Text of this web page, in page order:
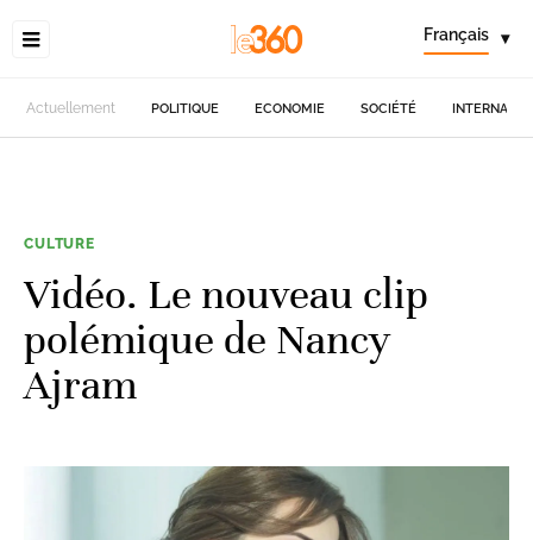
Français ▾
Actuellement POLITIQUE ECONOMIE SOCIÉTÉ
CULTURE
Vidéo. Le nouveau clip
polémique de Nancy
Ajram